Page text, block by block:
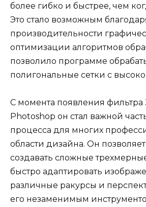
более гибко и быстрее, чем
Это стало возможным
производительности
оптимизации алгоритмов
позволило программе
полигональные сетки с
С момента появления фильтра
Photoshop он стал важной
процесса для многих
области дизайна. Он
создавать сложные
быстро адаптировать
различные ракурсы и
его незаменимым